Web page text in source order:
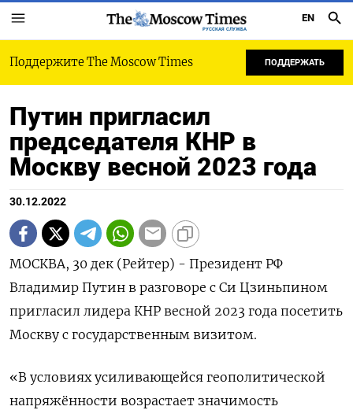
РУССКАЯ СЛУЖБА
EN
Поддержите The Moscow Times ПОДДЕРЖАТЬ
Путин пригласил
председателя КНР в
Москву весной 2023 года
30.12.2022
МОСКВА, 30 дек (Рейтер) - Президент РФ
Владимир Путин в разговоре с Си Цзиньпином
пригласил лидера КНР весной 2023 года посетить
Москву с государственным визитом.
«В условиях усиливающейся геополитической
напряжённости возрастает значимость